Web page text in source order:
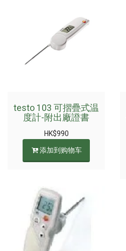
testo 103 可摺疊式温
度計-附出廠證書
HK$990
添加到购物车